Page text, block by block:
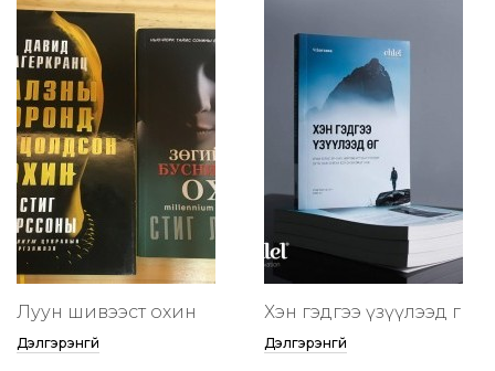
Луун шивээст охин
Дэлгэрэнгүй
Хэн гэдгээ үзүүлээд өг
Дэлгэрэнгүй